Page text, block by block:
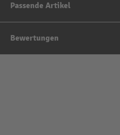
Passende Artikel
Bewertungen